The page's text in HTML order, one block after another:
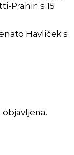
Prahin s 15
Havliček s
objavljena.